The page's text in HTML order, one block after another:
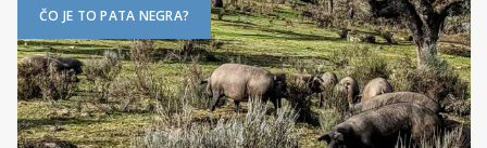
ČO JE TO PATA NEGRA?